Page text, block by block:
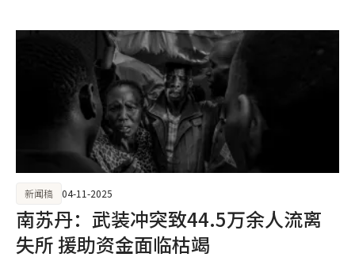
南苏丹：武装冲突致44.5万余人流离
失所 援助资金面临枯竭
新闻稿 04-11-2025